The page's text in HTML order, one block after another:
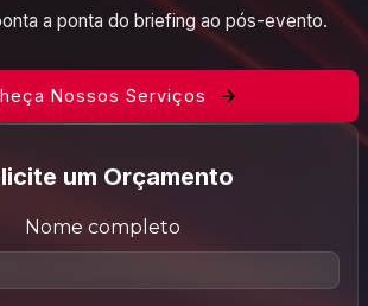
a ponta do briefing ao pós-evento.
Nossos Serviços
um Orçamento
Nome completo